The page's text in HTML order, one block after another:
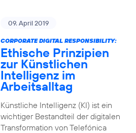
09. April 2019
CORPORATE DIGITAL RESPONSIBILITY:
Ethische Prinzipien
zur Künstlichen
Intelligenz im
Arbeitsalltag
Künstliche Intelligenz (KI) ist ein
wichtiger Bestandteil der digitalen
Transformation von Telefónica